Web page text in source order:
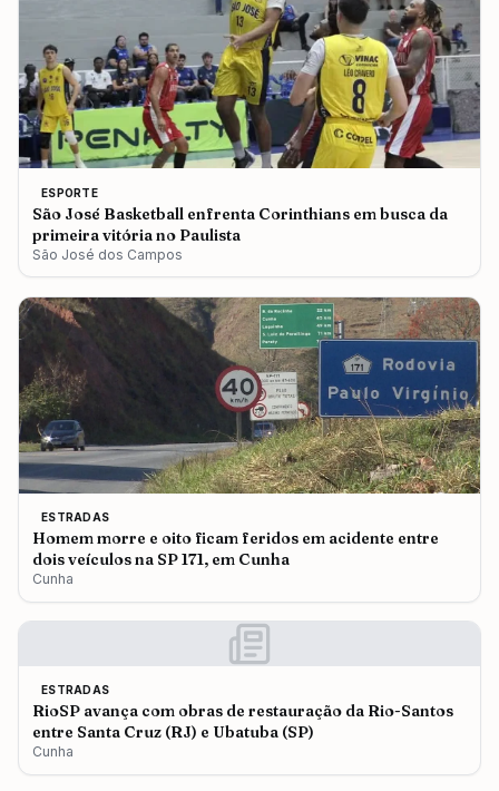
ESPORTE
São José Basketball enfrenta Corinthians em busca da
primeira vitória no Paulista
São José dos Campos
ESTRADAS
Homem morre e oito ficam feridos em acidente entre
dois veículos na SP 171, em Cunha
Cunha
ESTRADAS
RioSP avança com obras de restauração da Rio-Santos
entre Santa Cruz (RJ) e Ubatuba (SP)
Cunha